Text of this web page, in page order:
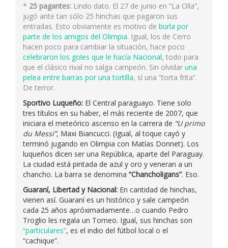
* 25 pagantes: Lindo dato. El 27 de junio en “La Olla”,
jugó ante tan sólo 25 hinchas que pagaron sus
entradas. Esto obviamente es motivo de burla por
parte de los amigos del Olimpia. Igual, los de Cerro
hacen poco para cambiar la situación, hace poco
celebraron los goles que le hacía Nacional, todo para
que el clásico rival no salga campeón. Sin olvidar una
pelea entre barras por una tortilla, sí una “torta frita”.
De terror.
Sportivo Luqueño: El Central paraguayo. Tiene solo
tres títulos en su haber, el más reciente de 2007, que
iniciara el meteórico ascenso en la carrera de “U primo
du Messi”, Maxi Biancucci. (Igual, al toque cayó y
terminó jugando en Olimpia con Matías Donnet). Los
luqueños dicen ser una República, aparte del Paraguay.
La ciudad está pintada de azul y oro y veneran a un
chancho. La barra se denomina “Chancholigans”. Eso.
Guaraní, Libertad y Nacional: En cantidad de hinchas,
vienen así. Guaraní es un histórico y sale campeón
cada 25 años apróximadamente…o cuando Pedro
Troglio les regala un Torneo. Igual, sus hinchas son
“particulares”, es el indio del fútbol local o el
“cachique”.